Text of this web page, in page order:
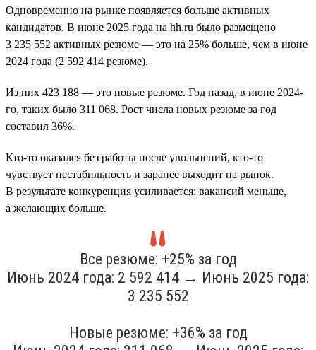
Одновременно на рынке появляется больше активных
кандидатов. В июне 2025 года на hh.ru было размещено
3 235 552 активных резюме — это на 25% больше, чем в июне
2024 года (2 592 414 резюме).
Из них 423 188 — это новые резюме. Год назад, в июне 2024-
го, таких было 311 068. Рост числа новых резюме за год
составил 36%.
Кто-то оказался без работы после увольнений, кто-то
чувствует нестабильность и заранее выходит на рынок.
В результате конкуренция усиливается: вакансий меньше,
а желающих больше.
Все резюме: +25% за год
Июнь 2024 года: 2 592 414 → Июнь 2025 года:
3 235 552
Новые резюме: +36% за год